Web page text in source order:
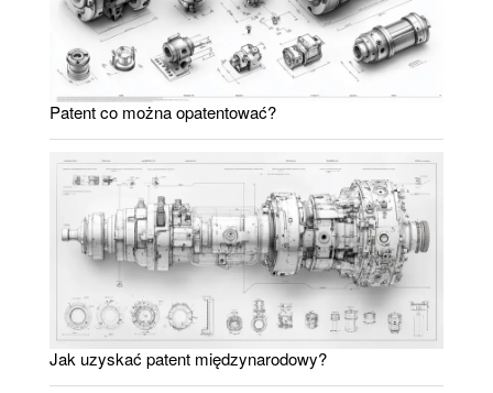
Patent co można opatentować?
Jak uzyskać patent międzynarodowy?